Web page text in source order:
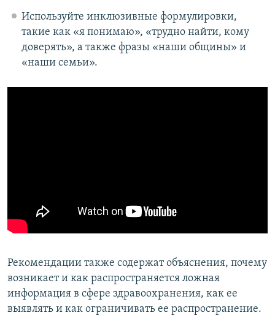
Используйте инклюзивные формулировки,
такие как «я понимаю», «трудно найти, кому
доверять», а также фразы «наши общины» и
«наши семьи».
Рекомендации также содержат объяснения, почему
возникает и как распространяется ложная
информация в сфере здравоохранения, как ее
выявлять и как ограничивать ее распространение.